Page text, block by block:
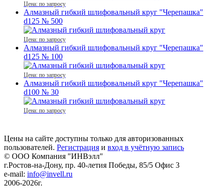
Цена: по запросу
Алмазный гибкий шлифовальный круг "Черепашка"
d125 № 500
Цена: по запросу
Алмазный гибкий шлифовальный круг "Черепашка"
d125 № 100
Цена: по запросу
Алмазный гибкий шлифовальный круг "Черепашка"
d100 № 30
Цена: по запросу
Цены на сайте доступны только для авторизованных
пользователей. Регистрация и вход в учётную запись
© ООО Компания "ИНВэлл"
г.Ростов-на-Дону, пр. 40-летия Победы, 85/5 Офис 3
e-mail: info@invell.ru
2006-2026г.